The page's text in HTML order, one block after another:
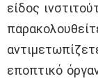
είδος
εποπτικό